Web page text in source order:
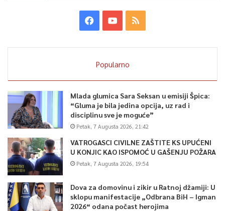
Popularno
Mlada glumica Sara Seksan u emisiji Špica:
“Gluma je bila jedina opcija, uz rad i
disciplinu sve je moguće”
Petak, 7 Augusta 2026, 21:42
VATROGASCI CIVILNE ZAŠTITE KS UPUĆENI
U KONJIC KAO ISPOMOĆ U GAŠENJU POŽARA
Petak, 7 Augusta 2026, 19:54
Dova za domovinu i zikir u Ratnoj džamiji: U
sklopu manifestacije „Odbrana BiH – Igman
2026“ odana počast herojima